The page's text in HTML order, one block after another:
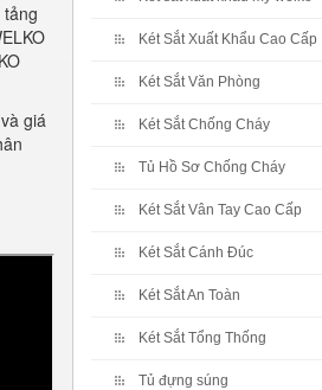
giá
Két Sắt Xuất Khẩu Cao Cấp
Két Sắt Văn Phòng
Két Sắt Chống Cháy
Tủ Hồ Sơ Chống Cháy
Két Sắt Vân Tay Cao Cấp
Két Sắt Cánh Đúc
Két Sắt An Toàn
Két Sắt Tổng Thống
Tủ đựng súng